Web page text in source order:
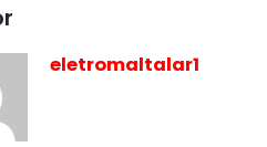
eletromaltalar1